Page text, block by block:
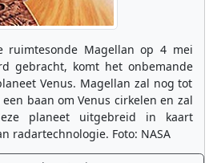
ruimtesonde Magellan op 4 mei
gebracht, komt het onbemande
Venus. Magellan zal nog tot
baan om Venus cirkelen en zal
planeet uitgebreid in kaart
radartechnologie. Foto: NASA